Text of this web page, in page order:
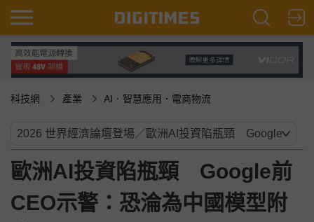
科技網 產業 AI．智慧應用．電商物流
歐洲AI投資陷瓶頸 Google前
CEO示警：恐淪為中國模型附